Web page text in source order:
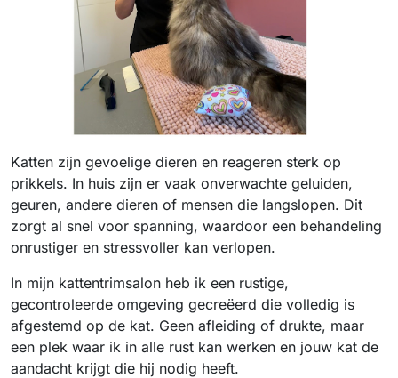
Katten zijn gevoelige dieren en reageren sterk op
prikkels. In huis zijn er vaak onverwachte geluiden,
geuren, andere dieren of mensen die langslopen. Dit
zorgt al snel voor spanning, waardoor een behandeling
onrustiger en stressvoller kan verlopen.
In mijn kattentrimsalon heb ik een rustige,
gecontroleerde omgeving gecreëerd die volledig is
afgestemd op de kat. Geen afleiding of drukte, maar
een plek waar ik in alle rust kan werken en jouw kat de
aandacht krijgt die hij nodig heeft.